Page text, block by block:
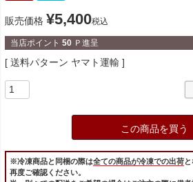
販売価格 ¥5,400税込
当店ポイント 50 Ｐ進呈
送料パターン ヤマト運輸
この商品を買う
※冷凍商品と同梱の際は全ての商品が冷凍での出荷
再度ご確認ください。